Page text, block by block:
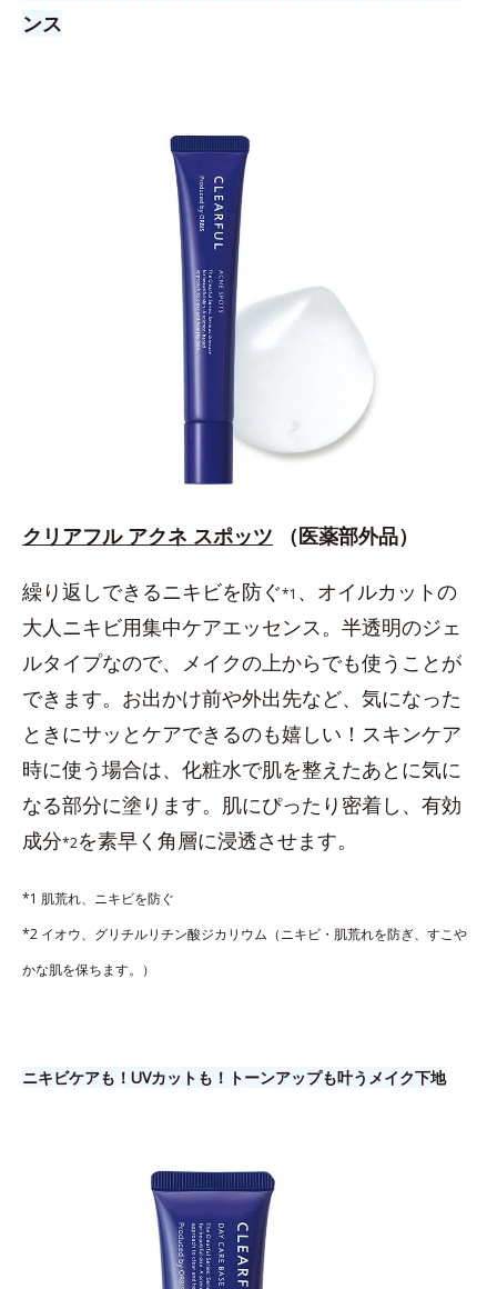
ンス
クリアフル アクネ スポッツ （医薬部外品）
繰り返しできるニキビを防ぐ*1 、オイルカットの
大人ニキビ用集中ケアエッセンス。半透明のジェ
ルタイプなので、メイクの上からでも使うことが
できます。お出かけ前や外出先など、気になった
ときにサッとケアできるのも嬉しい！スキンケア
時に使う場合は、化粧水で肌を整えたあとに気に
なる部分に塗ります。肌にぴったり密着し、有効
成分*2を素早く角層に浸透させます。
*1 肌荒れ、ニキビを防ぐ
*2 イオウ、グリチルリチン酸ジカリウム（ニキビ・肌荒れを防ぎ、すこや
かな肌を保ちます。）
ニキビケアも！UVカットも！トーンアップも叶うメイク下地